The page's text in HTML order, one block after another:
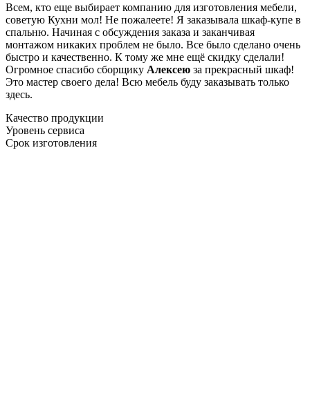
Всем, кто еще выбирает компанию для изготовления мебели,
советую Кухни мол! Не пожалеете! Я заказывала шкаф-купе в
спальню. Начиная с обсуждения заказа и заканчивая
монтажом никаких проблем не было. Все было сделано очень
быстро и качественно. К тому же мне ещё скидку сделали!
Огромное спасибо сборщику Алексею за прекрасный шкаф!
Это мастер своего дела! Всю мебель буду заказывать только
здесь.
Качество продукции
Уровень сервиса
Срок изготовления